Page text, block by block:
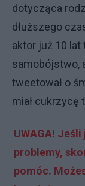
dotycząca
dłuższego
aktor już 10 lat
samobójstwo,
tweetował o
miał cukrzycę
UWAGA!
problemy,
pomóc.